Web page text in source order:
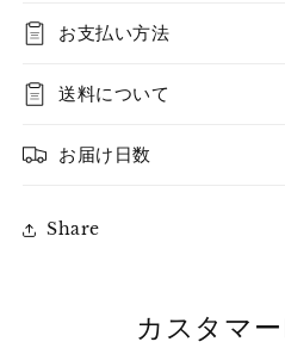
お支払い方法
送料について
お届け日数
Share
カスタマ